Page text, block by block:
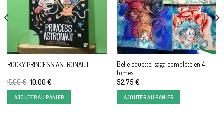
ROCKY PRINCESS ASTRONAUT
15,00€ Le
prix
initial
était :
10,00€Le
actuel
est :
AJOUTER AU PANIER
Belle couette: saga complète en 4
tomes
52,75 €
AJOUTER AU PANIER